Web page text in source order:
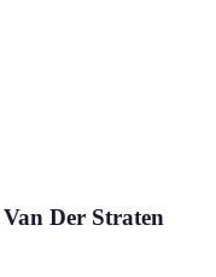
Van Der Straten